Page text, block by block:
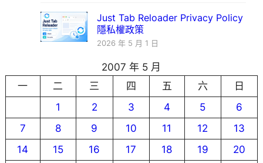
Just Tab Reloader Privacy Policy
隱私權政策
2026 年 5 月 1 日
2007 年 5 月
一
二 三 四 五 六
日
1
2 3 4 5
6
7
8 9 10 11 12
13
14
15 16 17 18 19
20